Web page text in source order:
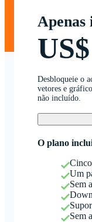
Apenas
Desbloqueie o
vetores e
não incluído.
O plano
Um
Sem
Sem